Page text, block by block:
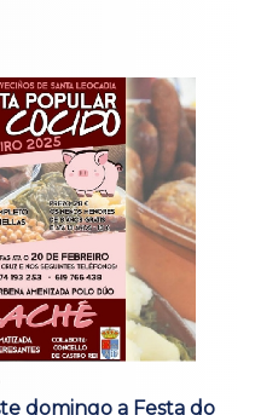
domingo a Festa do